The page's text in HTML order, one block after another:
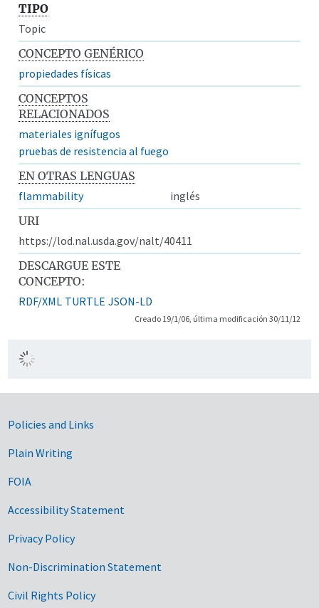
TIPO
Topic
CONCEPTO GENÉRICO
propiedades físicas
CONCEPTOS
RELACIONADOS
materiales ignífugos
pruebas de resistencia al fuego
EN OTRAS LENGUAS
flammability
inglés
URI
https://lod.nal.usda.gov/nalt/40411
DESCARGUE ESTE
CONCEPTO:
RDF/XML TURTLE JSON-LD
Creado 19/1/06, última modificación 30/11/12
Government Links
Policies and Links
Plain Writing
FOIA
Accessibility Statement
Privacy Policy
Non-Discrimination Statement
Civil Rights Policy